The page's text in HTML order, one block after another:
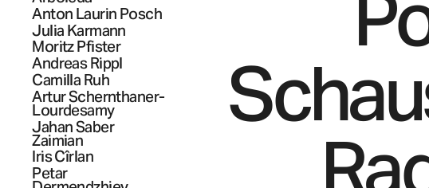
Anton Laurin Posch
Julia Karmann
MoritzPfister
AndreasRippl
Camilla Ruh
ArturSchernthaner-
Lourdesamy
JahanSaber
Zaimian
IrisCîrlan
Petar